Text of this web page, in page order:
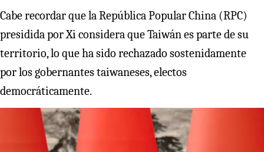
Cabe recordar que la República Popular China (RPC)
presidida por Xi considera que Taiwán es parte de su
territorio, lo que ha sido rechazado sostenidamente
por los gobernantes taiwaneses, electos
democráticamente.